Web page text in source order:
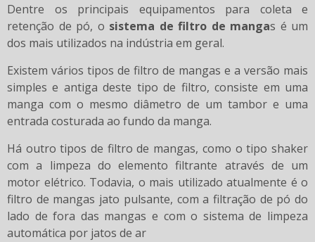
Dentre os principais equipamentos para coleta e
retenção de pó, o sistema de filtro de mangas é um
dos mais utilizados na indústria em geral.
Existem vários tipos de filtro de mangas e a versão mais
simples e antiga deste tipo de filtro, consiste em uma
manga com o mesmo diâmetro de um tambor e uma
entrada costurada ao fundo da manga.
Há outro tipos de filtro de mangas, como o tipo shaker
com a limpeza do elemento filtrante através de um
motor elétrico. Todavia, o mais utilizado atualmente é o
filtro de mangas jato pulsante, com a filtração de pó do
lado de fora das mangas e com o sistema de limpeza
automática por jatos de ar